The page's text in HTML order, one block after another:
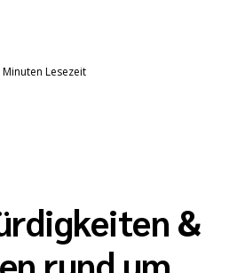
Minuten Lesezeit
&